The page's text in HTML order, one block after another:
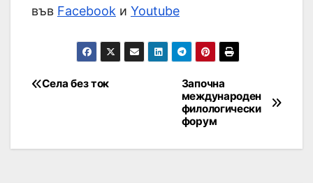
във Facebook и Youtube
Започна
международен
филологически
форум
Села без ток